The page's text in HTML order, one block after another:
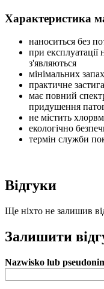
Характеристика
наноситься без
при
з'являються
мінімальних
практичне
має повний
придушення
не містить
екологічно
термін служби
Відгуки
Ще ніхто не залишив
Залишити
Nazwisko lub